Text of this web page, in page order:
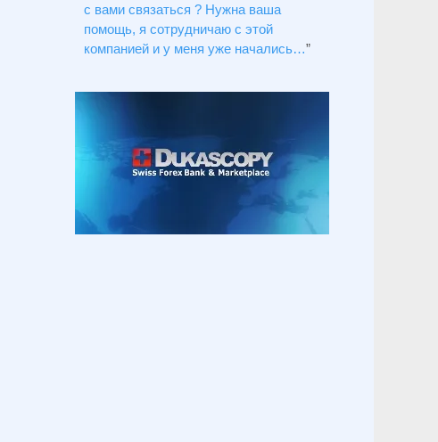
с вами связаться ? Нужна ваша
помощь, я сотрудничаю с этой
компанией и у меня уже начались…”